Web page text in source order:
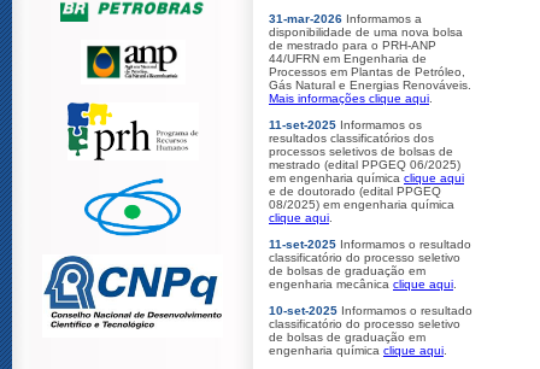
31-mar-2026 Informamos a
disponibilidade de uma nova bolsa
de mestrado para o PRH-ANP
44/UFRN em Engenharia de
Processos em Plantas de Petróleo,
Gás Natural e Energias Renováveis.
Mais informações clique aqui
11-set-2025 Informamos os
resultados classificatórios dos
processos seletivos de bolsas de
mestrado (edital PPGEQ 06/2025)
em engenharia química clique aqui
e de doutorado (edital PPGEQ
08/2025) em engenharia química
clique aqui
11-set-2025 Informamos o resultado
classificatório do processo seletivo
de bolsas de graduação em
engenharia mecânica clique aqui
10-set-2025 Informamos o resultado
classificatório do processo seletivo
de bolsas de graduação em
engenharia química clique aqui